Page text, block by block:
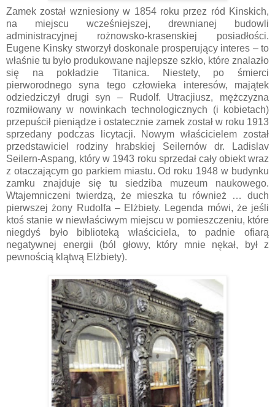
Zamek został wzniesiony w 1854 roku przez ród Kinskich,
na miejscu wcześniejszej, drewnianej budowli
administracyjnej rożnowsko-krasenskiej posiadłości.
Eugene Kinsky stworzył doskonale prosperujący interes – to
właśnie tu było produkowane najlepsze szkło, które znalazło
się na pokładzie Titanica. Niestety, po śmierci
pierworodnego syna tego człowieka interesów, majątek
odziedziczył drugi syn – Rudolf. Utracjiusz, mężczyzna
rozmiłowany w nowinkach technologicznych (i kobietach)
przepuścił pieniądze i ostatecznie zamek został w roku 1913
sprzedany podczas licytacji. Nowym właścicielem został
przedstawiciel rodziny hrabskiej Seilernów dr. Ladislav
Seilern-Aspang, który w 1943 roku sprzedał cały obiekt wraz
z otaczającym go parkiem miastu. Od roku 1948 w budynku
zamku znajduje się tu siedziba muzeum naukowego.
Wtajemniczeni twierdzą, że mieszka tu również … duch
pierwszej żony Rudolfa – Elżbiety. Legenda mówi, że jeśli
ktoś stanie w niewłaściwym miejscu w pomieszczeniu, które
niegdyś było biblioteką właściciela, to padnie ofiarą
negatywnej energii (ból głowy, który mnie nękał, był z
pewnością klątwą Elżbiety).